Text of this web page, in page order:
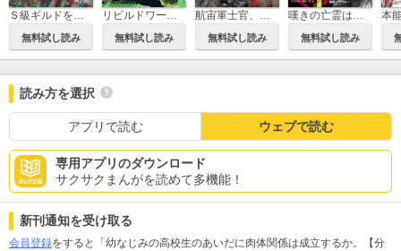
Ｓ級ギルドを追放されたけど、実は俺だけドラゴンの言葉がわかるので、気付いたときには竜騎士の頂点を極めてました。
無料試し読み
リビルドワールド
無料試し読み
航宙軍士官、冒険者になる
無料試し読み
嘆きの亡霊は引退したい ～最弱ハンターによる最強パーティ育成術～
無料試し読み
読み方を選択
アプリで読む ウェブで読む
専用アプリのダウンロード
サクサクまんがを読めて多機能！
新刊通知を受け取る
会員登録をすると「幼なじみの高校生のあいだに肉体関係は成立するか。【分